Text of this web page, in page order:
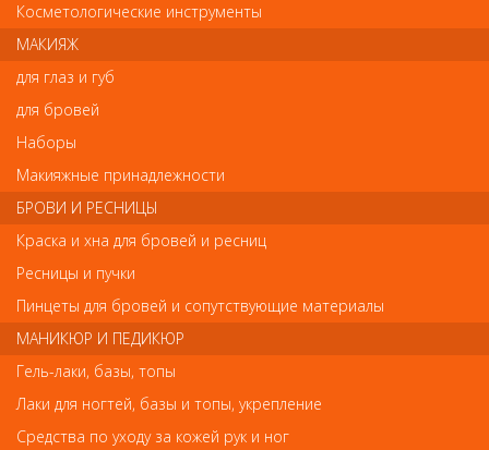
УФ-лампа 36Вт – прибор для полимеризации любых уф-гелей,
гель-лаков, гель-красок, перманентного лака One,
MultiLac, Lasting gel, 3D геля. УФ-лампа для двух рук со
встроенным таймером. Выдвижная нижняя панель для удобства
чистки. Технические характеристики: мощность – 36 Вт,
напряжение – 220В; частота – 50-60 ГЦ; таймер – 120 сек.;
количество ламп: 4 шт.
Подходит запасная лампочка арт. 0112
Отзывы
Ваш отзыв станет первым
Напишите свой отзыв
Комментарий
Косметологические инструменты
МАКИЯЖ
для глаз и губ
для бровей
Наборы
Макияжные принадлежности
БРОВИ И РЕСНИЦЫ
Краска и хна для бровей и ресниц
Ресницы и пучки
Пинцеты для бровей и сопутствующие материалы
МАНИКЮР И ПЕДИКЮР
Гель-лаки, базы, топы
Лаки для ногтей, базы и топы, укрепление
Средства по уходу за кожей рук и ног